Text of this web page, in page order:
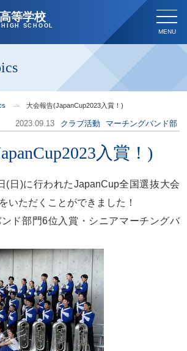
等学校
SCHOOL
大会報告(JapanCup2023入賞！)
2023.09.13 クラブ活動 マーチングバンド部
入賞！)
(日)に行われたJapanCup全国選抜大会
いただくことができました！
ド部門6位入賞・シニアマーチングバ